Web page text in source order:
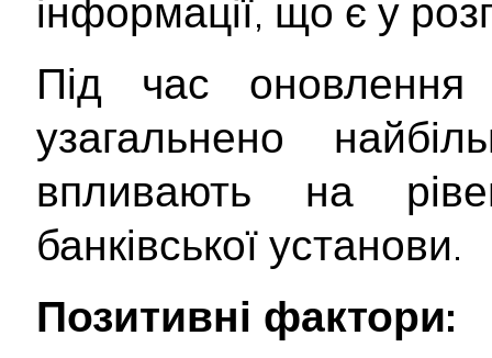
інформації, що є у
Під час оновлення
узагальнено
впливають на
банківської установи.
Позитивні фактори: